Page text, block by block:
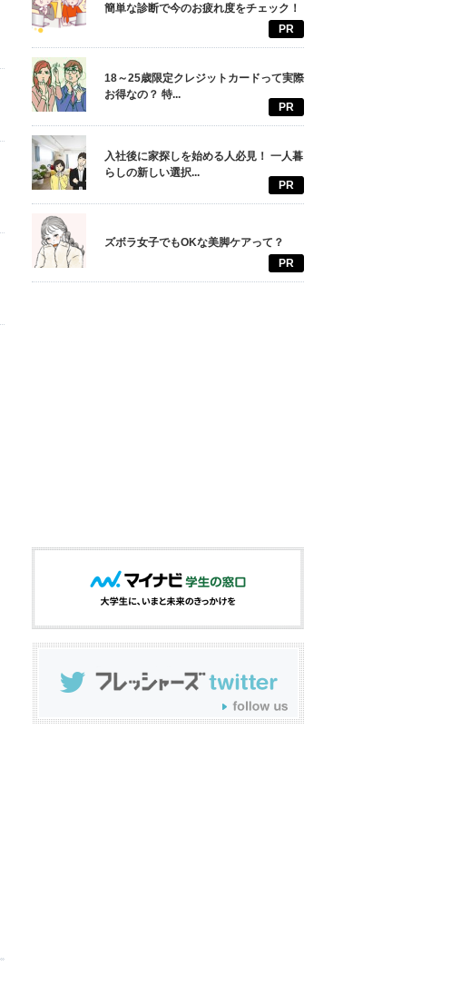
簡単な診断で今のお疲れ度をチェック！
PR
18～25歳限定クレジットカードって実際
お得なの？ 特...
PR
入社後に家探しを始める人必見！ 一人暮
らしの新しい選択...
PR
ズボラ女子でもOKな美脚ケアって？
PR